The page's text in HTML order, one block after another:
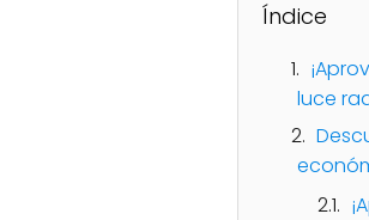
Índice
luce